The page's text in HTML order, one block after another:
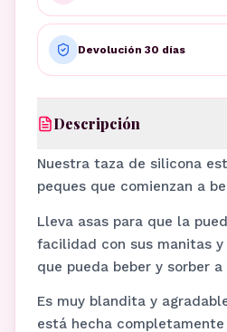
Devolución 30 días
Descripción
Nuestra taza de silicona
peques que comienzan a
Lleva asas para que la
facilidad con sus manitas
que pueda beber y sorber a
Es muy blandita y
está hecha